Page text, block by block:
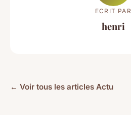
ECRIT PAR
henri
← Voir tous les articles Actu